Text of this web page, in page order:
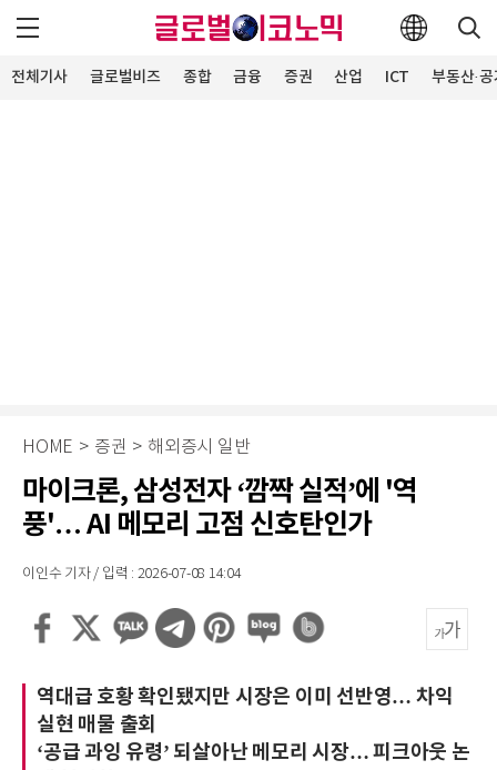
전체기사 글로벌비즈 종합 금융 증권 산업 ICT 부동산·
HOME > 증권 > 해외증시 일반
마이크론, 삼성전자 ‘깜짝 실적’에 '역
풍'… AI 메모리 고점 신호탄인가
이인수 기자 / 입력 : 2026-07-08 14:04
역대급 호황 확인됐지만 시장은 이미 선반영… 차익
실현 매물 출회
‘공급 과잉 유령’ 되살아난 메모리 시장… 피크아웃 논